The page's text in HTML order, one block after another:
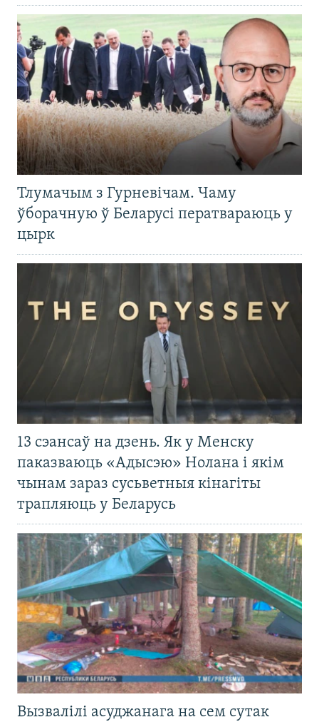
Тлумачым з Гурневічам. Чаму
ўборачную ў Беларусі ператвараюць у
цырк
13 сэансаў на дзень. Як у Менску
паказваюць «Адысэю» Нолана і якім
чынам зараз сусьветныя кінагіты
трапляюць у Беларусь
Вызвалілі асуджанага на сем сутак